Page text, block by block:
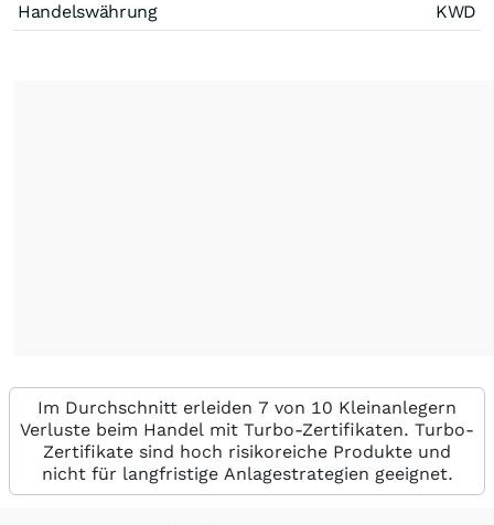
Handelswährung
KWD
Im Durchschnitt erleiden 7 von 10 Kleinanlegern
Verluste beim Handel mit Turbo-Zertifikaten. Turbo-
Zertifikate sind hoch risikoreiche Produkte und
nicht für langfristige Anlagestrategien geeignet.